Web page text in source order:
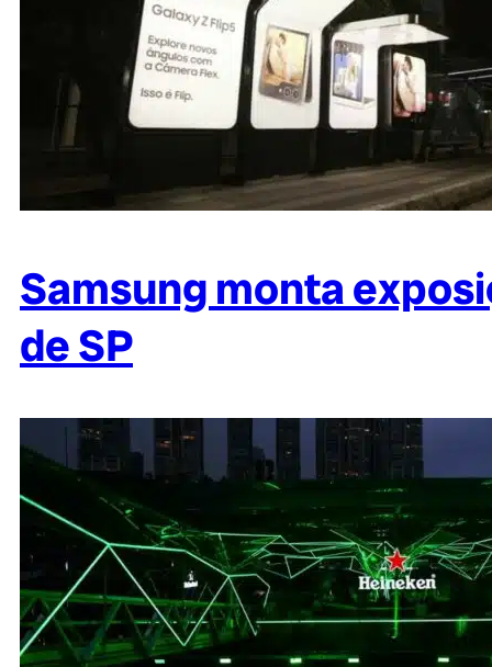
Samsung monta
de SP